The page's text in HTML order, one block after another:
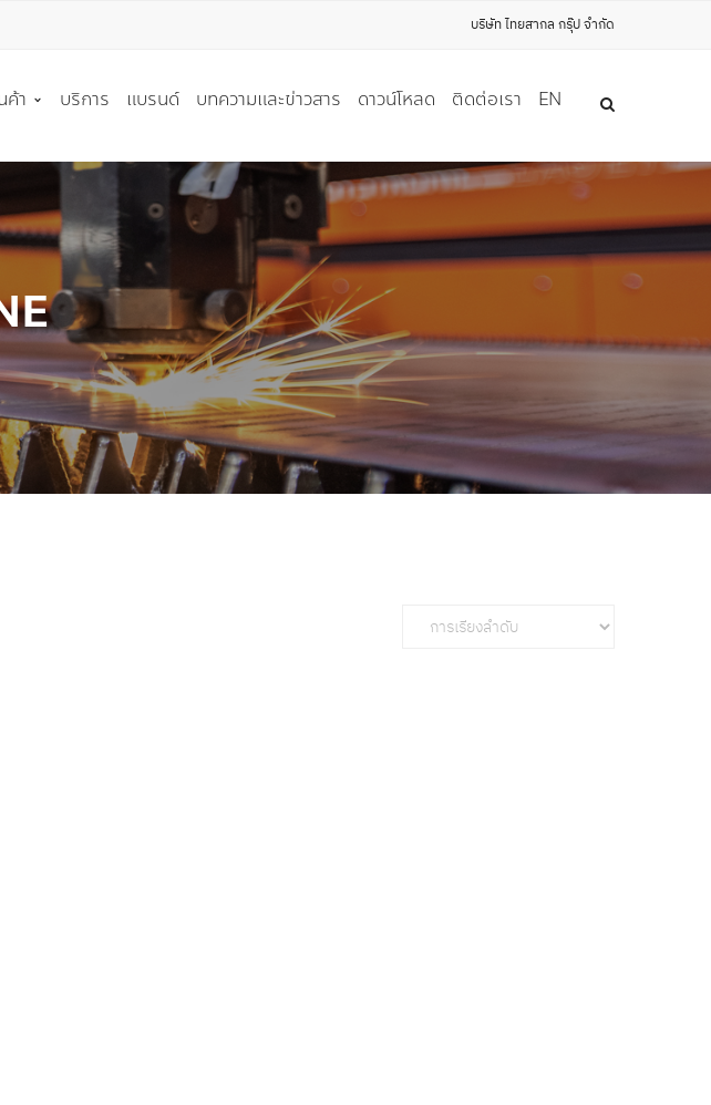
บริษัท ไทยสากล กรุ๊ป จำกัด
ค้า
เครื่องจักร
เครื่องตัดโลหะ
เครื่องตัดอลูมิเนียมและวัสดุ NON-FERROUS อื่นๆ
เครื่องตัดเลเซอร์
เครื่องลบขอบท่อ(CHAMFER)
เครื่องดัดท่อ(BENDER)
เครื่องลับคม และ เครื่อง EDM
เครื่องแปรรูปท่อ
บริการ แบรนด์ บทความและข่าวสาร ดาวน์โหลด ติดต่อเรา EN